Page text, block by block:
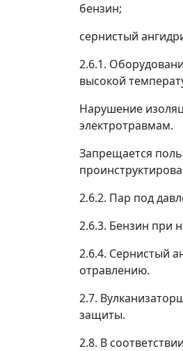
бензин;
сернистый
2.6.1.
высокой
Нарушение
электротравмам.
Запрещается
2.6.2. Пар под
2.6.3. Бензин при
2.6.4. Сернистый
отравлению.
2.7.
защиты.
2.8. В